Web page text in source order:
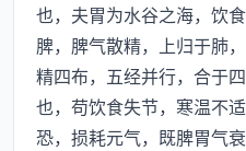
也，夫胃为水谷之海，饮
脾，脾气散精，上归于肺
精四布，五经并行，合于
也，苟饮食失节，寒温不
恐，损耗元气，既脾胃气